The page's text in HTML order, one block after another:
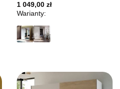
1 049,00 zł
Warianty: